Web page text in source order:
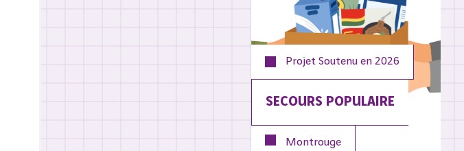
Projet Soutenu en 2026
SECOURS POPULAIRE
Montrouge